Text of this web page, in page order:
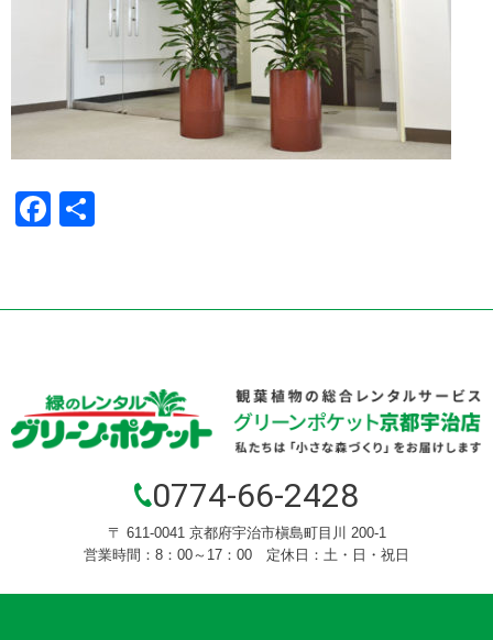
Facebook
0774-66-2428
〒 611-0041 京都府宇治市槇島町目川 200-1
営業時間：8：00～17：00 定休日：土・日・祝日